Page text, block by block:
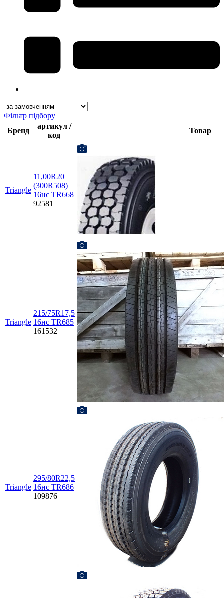
Фільтр підбору
Бренд
артикул /
код
Товар
Triangle
11,00R20
(300R508)
16нс TR668
92581
Triangle
215/75R17,5
16нс TR685
161532
Triangle
295/80R22,5
16нс TR686
109876